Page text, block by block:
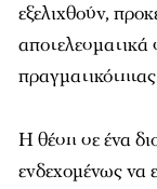
εξελιχθούν,
αποτελεσματικά
Η θέση σε ένα
ενδεχομένως να